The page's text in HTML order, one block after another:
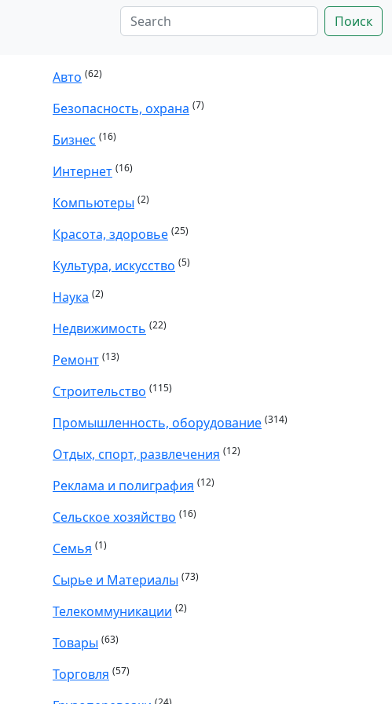
Поиск
Авто (62)
Безопасность, охрана (7)
Бизнес (16)
Интернет (16)
Компьютеры (2)
Красота, здоровье (25)
Культура, искусство (5)
Наука (2)
Недвижимость (22)
Ремонт (13)
Строительство (115)
Промышленность, оборудование (314)
Отдых, спорт, развлечения (12)
Реклама и полиграфия (12)
Сельское хозяйство (16)
Семья (1)
Сырье и Материалы (73)
Телекоммуникации (2)
Товары (63)
Торговля (57)